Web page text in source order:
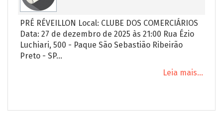
PRÉ RÉVEILLON Local: CLUBE DOS COMERCIÁRIOS
Data: 27 de dezembro de 2025 às 21:00 Rua Ézio
Luchiari, 500 - Paque São Sebastião Ribeirão
Preto - SP...
Leia mais...